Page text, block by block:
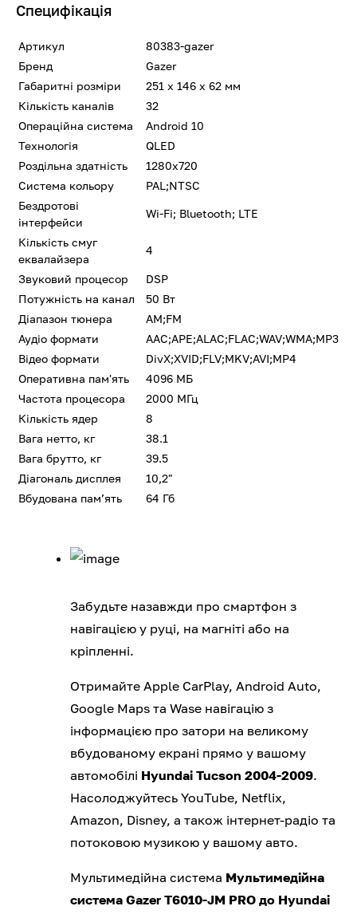
Специфікація
Артикул
80383-gazer
Бренд
Gazer
Габаритні розміри
251 x 146 x 62 мм
Кількість каналів
32
Операційна система
Android 10
Технологія
QLED
Роздільна здатність
1280x720
Система кольору
PAL;NTSC
Бездротові
інтерфейси
Wi-Fi; Bluetooth; LTE
Кількість смуг
еквалайзера
4
Звуковий процесор
DSP
Потужність на канал
50 Вт
Діапазон тюнера
AM;FM
Аудіо формати
AAC;APE;ALAC;FLAC;WAV;WMA;MP3
Відео формати
DivX;XVID;FLV;MKV;AVI;MP4
Оперативна пам'ять
4096 МБ
Частота процесора
2000 МГц
Кількість ядер
8
Вага нетто, кг
38.1
Вага брутто, кг
39.5
Діагональ дисплея
10,2"
Вбудована памʼять
64 Гб
Забудьте назавжди про смартфон з
навігацією у руці, на магніті або на
кріпленні.
Отримайте Apple CarPlay, Android Auto,
Google Maps та Wase навігацію з
інформацією про затори на великому
вбудованому екрані прямо у вашому
автомобілі Hyundai Tucson 2004-2009.
Насолоджуйтесь YouTube, Netflix,
Amazon, Disney, а також інтернет-радіо та
потоковою музикою у вашому авто.
Мультимедійна система Мультимедійна
система Gazer T6010-JM PRO до Hyundai